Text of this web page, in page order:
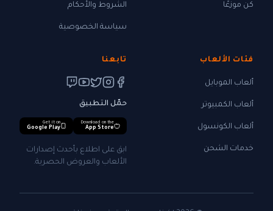
كن موزعًا الشروط والأحكام
سياسة الخصوصية
فئات الألعاب
ألعاب الموبايل
ألعاب الكمبيوتر
ألعاب الكونسول
خدمات الشحن
تابعنا
حمّل التطبيق
Download on the
App Store
Get it on
Google Play
ابق على اطلاع بأحدث إصدارات
الألعاب والعروض الحصرية.